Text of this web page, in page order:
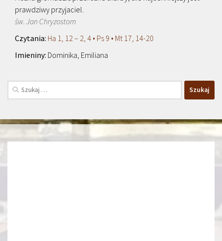
prawdziwy przyjaciel.
św. Jan Chryzostom
Ha 1, 12 – 2, 4 • Ps 9 • Mt 17, 14-20
Dominika, Emiliana
Szukaj: